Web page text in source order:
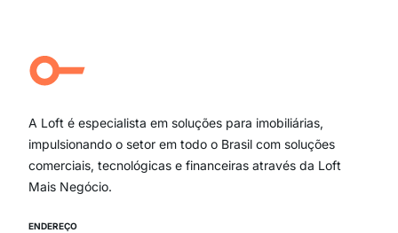
Campo Belo
Ipiranga
Paraíso
Itaim Bibi
A Loft é especialista em soluções para imobiliárias,
impulsionando o setor em todo o Brasil com soluções
comerciais, tecnológicas e financeiras através da Loft
Mais Negócio.
ENDEREÇO